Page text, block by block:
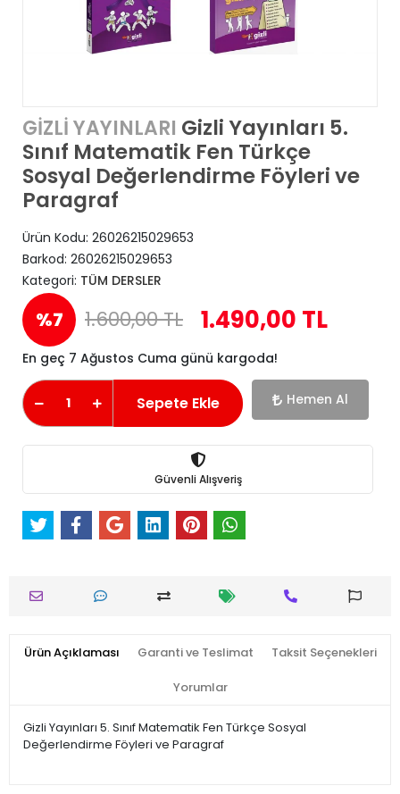
GİZLİ YAYINLARI Gizli Yayınları 5.
Sınıf Matematik Fen Türkçe
Sosyal Değerlendirme Föyleri ve
Paragraf
Ürün Kodu: 26026215029653
Barkod: 26026215029653
Kategori: TÜM DERSLER
%7 1.600,00 TL 1.490,00 TL
En geç 7 Ağustos Cuma günü kargoda!
Sepete Ekle Hemen Al
Güvenli Alışveriş
Ürün Açıklaması Garanti ve Teslimat Taksit Seçenekleri
Yorumlar
Gizli Yayınları 5. Sınıf Matematik Fen Türkçe Sosyal
Değerlendirme Föyleri ve Paragraf